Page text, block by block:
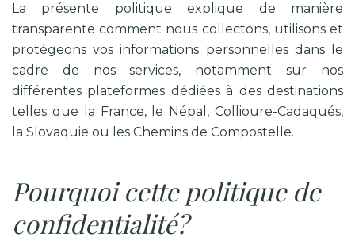
La présente politique explique de manière
transparente comment nous collectons, utilisons et
protégeons vos informations personnelles dans le
cadre de nos services, notamment sur nos
différentes plateformes dédiées à des destinations
telles que la France, le Népal, Collioure-Cadaqués,
la Slovaquie ou les Chemins de Compostelle.
Pourquoi cette politique de
confidentialité?